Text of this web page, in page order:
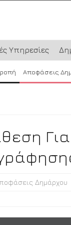
Υπηρεσίες
Αποφάσεις
Δημάρχου